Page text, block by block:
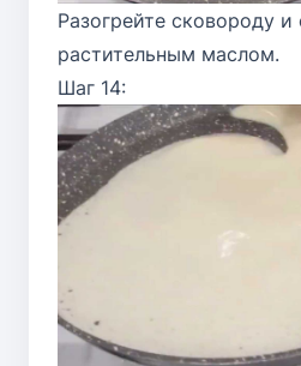
Разогрейте сковороду
растительным маслом.
Шаг 14: